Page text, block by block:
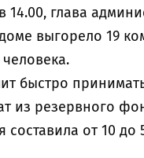
14.00, глава
выгорело 19
человека.
быстро
из резервного
составила от 10